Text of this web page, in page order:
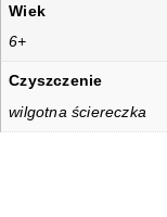
Wiek
6+
Czyszczenie
wilgotna ściereczka